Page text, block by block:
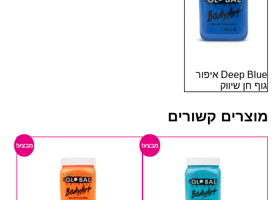
Deep Blue איפור
גוף חן שיווק
מוצרים קשורים
מבצע! מבצע!